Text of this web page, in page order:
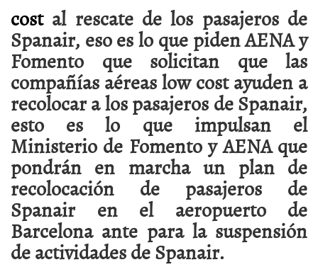
cost al rescate de los pasajeros de
Spanair, eso es lo que piden AENA y
Fomento que solicitan que las
compañías aéreas low cost ayuden a
recolocar a los pasajeros de Spanair,
esto es lo que impulsan el
Ministerio de Fomento y AENA que
pondrán en marcha un plan de
recolocación de pasajeros de
Spanair en el aeropuerto de
Barcelona ante para la suspensión
de actividades de Spanair.